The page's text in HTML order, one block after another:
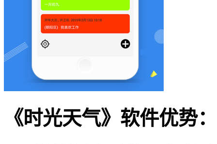
《时光天气》软件优势：